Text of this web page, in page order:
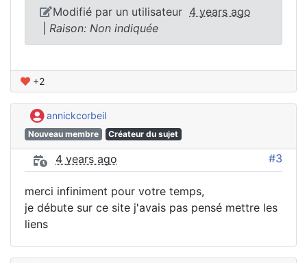
Modifié par un utilisateur 4 years ago
Raison: Non indiquée
+2
annickcorbeil
Nouveau membre Créateur du sujet
4 years ago #3
merci infiniment pour votre temps,
je débute sur ce site j'avais pas pensé mettre les
liens